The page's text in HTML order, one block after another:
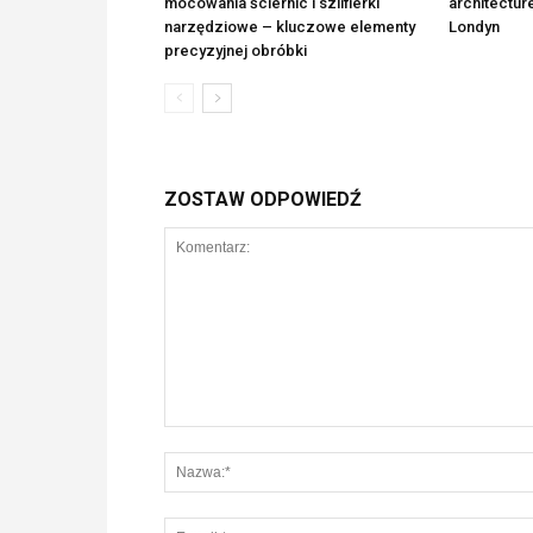
narzędziowe – kluczowe elementy
precyzyjnej obróbki
Londyn
ZOSTAW ODPOWIEDŹ